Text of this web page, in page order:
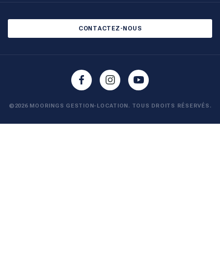
CONTACTEZ-NOUS
©2026 MOORINGS GESTION-LOCATION. TOUS DROITS RÉSERVÉS.